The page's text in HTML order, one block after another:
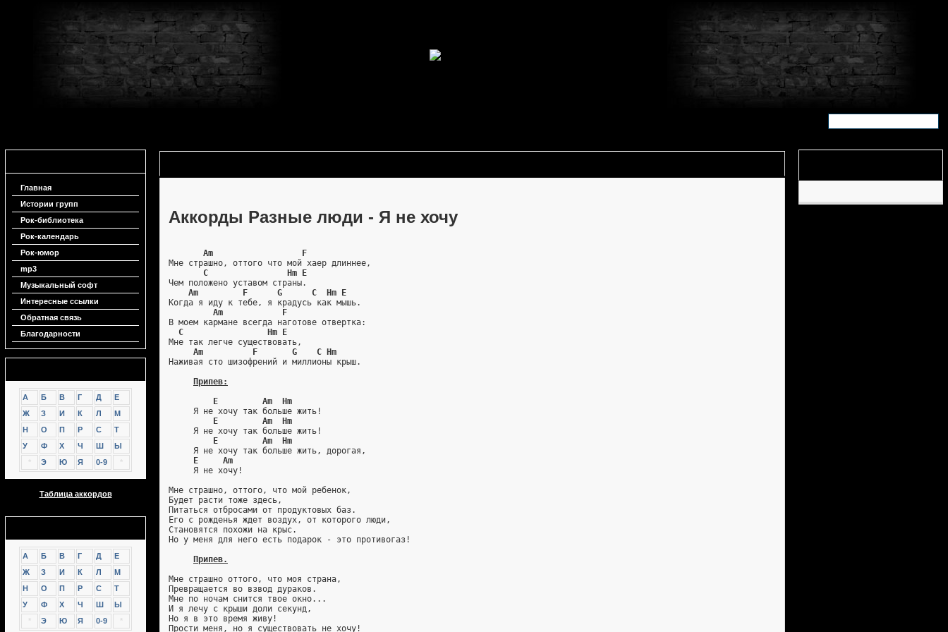
Главная
Истории групп
Рок-библиотека
Рок-календарь
Рок-юмор
mp3
Музыкальный софт
Интересные ссылки
Обратная связь
Благодарности
А Б В Г Д
Е
Ж
З И К Л
М
Н
О П Р С
Т
У
Ф Х Ч Ш
Ы
Э Ю Я 0-9
Таблица аккордов
А Б В Г Д
Е
Ж
З И К Л
М
Н
О П Р С
Т
У
Ф Х Ч Ш
Ы
Э Ю Я 0-9
Аккорды Разные люди - Я не хочу
Am                  F
Мне страшно, оттого что мой хаер длиннее,
C                Hm E
Чем положено уставом страны.
Am         F      G      C  Hm E
Когда я иду к тебе, я крадусь как мышь.
Am            F
В моем кармане всегда наготове отвертка:
C                 Hm E
Мне так легче существовать,
Am          F       G    C Hm
Наживая сто шизофрений и миллионы крыш.
Припев:
E         Am  Hm
     Я не хочу так больше жить!
E         Am  Hm
     Я не хочу так больше жить!
E         Am  Hm
     Я не хочу так больше жить, дорогая,
E     Am
     Я не хочу!
Мне страшно, оттого, что мой ребенок,
Будет расти тоже здесь,
Питаться отбросами от продуктовых баз.
Его с рожденья ждет воздух, от которого люди,
Становятся похожи на крыс.
Но у меня для него есть подарок - это противогаз!
Припев.
Мне страшно оттого, что моя страна,
Превращается во взвод дураков.
Мне по ночам снится твое окно...
И я лечу с крыши доли секунд,
Но я в это время живу!
Прости меня, но я существовать не хочу!